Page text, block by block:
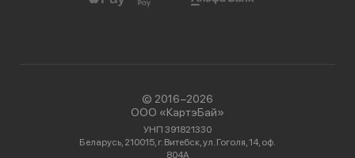
© 2016−2026
ООО «КартэБай»
УНП 391821330
Беларусь, 210015, г. Витебск, ул. Гоголя, 14, оф.
804А